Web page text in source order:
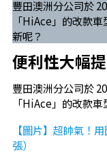
豐田澳洲分公司於
「HiAce」的改款
新呢？
便利性大幅
豐田澳洲分公司於
「HiAce」的改款車
【圖片】超帥氣！
張）